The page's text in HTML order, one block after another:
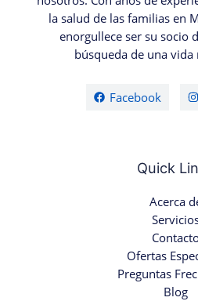
la salud de las familias en
enorgullece ser su socio
búsqueda de una vida
Facebook
Quick
Acerca
Ofertas
Preguntas
Blog